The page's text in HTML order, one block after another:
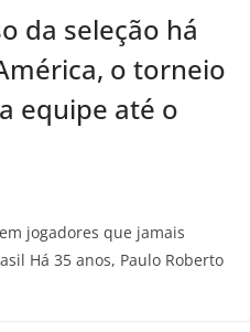
da seleção há
o torneio
equipe até o
jogadores que jamais
Há 35 anos, Paulo Roberto